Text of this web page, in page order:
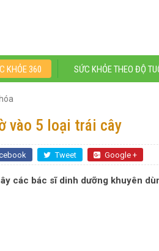
KHỎE 360 SỨC KHỎE THEO ĐỘ
vào 5 loại trái cây
Tweet Google +
các bác sĩ dinh dưỡng khuyên